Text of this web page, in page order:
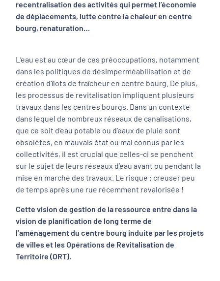
recentralisation des activités qui permet l’économie
de déplacements, lutte contre la chaleur en centre
bourg, renaturation…
L’eau est au cœur de ces préoccupations, notamment
dans les politiques de désimperméabilisation et de
création d'îlots de fraîcheur en centre bourg. De plus,
les processus de revitalisation impliquent plusieurs
travaux dans les centres bourgs. Dans un contexte
dans lequel de nombreux réseaux de canalisations,
que ce soit d’eau potable ou d’eaux de pluie sont
obsolètes, en mauvais état ou mal connus par les
collectivités, il est crucial que celles-ci se penchent
sur le sujet de leurs réseaux d’eau avant ou pendant la
mise en marche des travaux. Le risque : creuser peu
de temps après une rue récemment revalorisée !
Cette vision de gestion de la ressource entre dans la
vision de planification de long terme de
l’aménagement du centre bourg induite par les projets
de villes et les Opérations de Revitalisation de
Territoire (ORT).